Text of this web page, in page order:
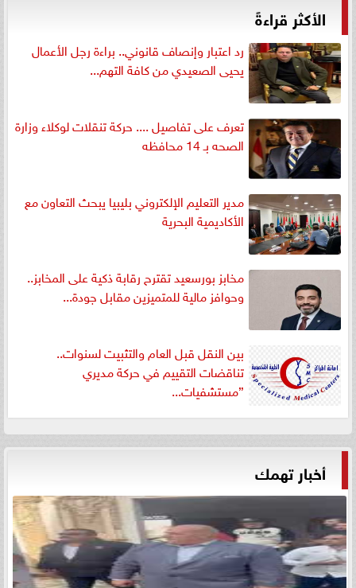
الأكثر قراءةً
رد اعتبار وإنصاف قانوني.. براءة رجل الأعمال
يحيى الصعيدي من كافة التهم...
تعرف على تفاصيل .... حركة تنقلات لوكلاء وزارة
الصحه بـ 14 محافظه
مدير التعليم الإلكتروني بليبيا يبحث التعاون مع
الأكاديمية البحرية
مخابز بورسعيد تقترح رقابة ذكية على المخابز..
وحوافز مالية للمتميزين مقابل جودة...
بين النقل قبل العام والتثبيت لسنوات..
تناقضات التقييم في حركة مديري
”مستشفيات...
أخبار تهمك